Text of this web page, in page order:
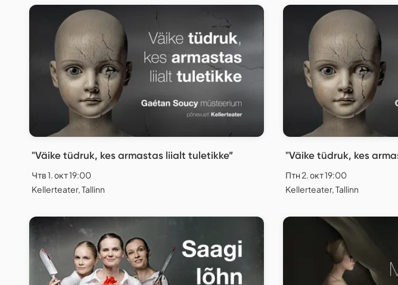
"Väike tüdruk, kes armastas liialt tuletikke”
Чтв 1. окт 19:00
Kellerteater, Tallinn
"Väike tüdruk, kes
Птн 2. окт 19:00
Kellerteater, Tallinn